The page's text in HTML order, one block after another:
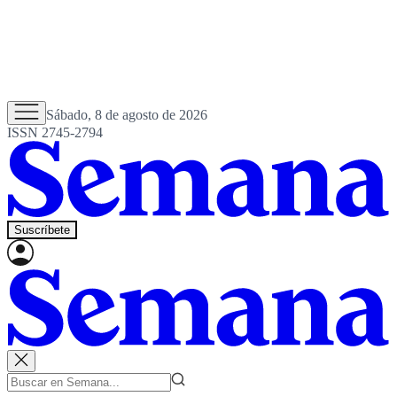
Sábado, 8 de agosto de 2026
ISSN 2745-2794
Suscríbete